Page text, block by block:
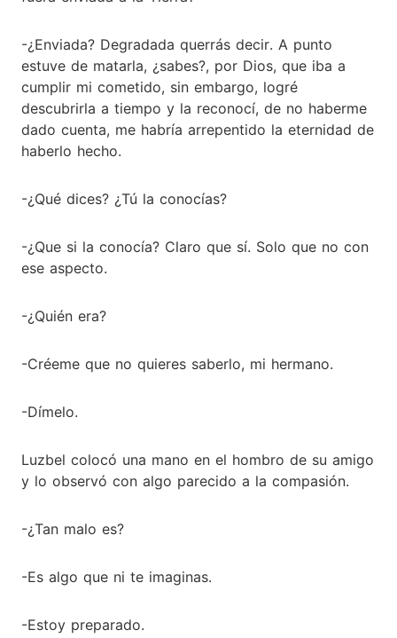
-¿Enviada? Degradada querrás decir. A punto
estuve de matarla, ¿sabes?, por Dios, que iba a
cumplir mi cometido, sin embargo, logré
descubrirla a tiempo y la reconocí, de no haberme
dado cuenta, me habría arrepentido la eternidad de
haberlo hecho.
-¿Qué dices? ¿Tú la conocías?
-¿Que si la conocía? Claro que sí. Solo que no con
ese aspecto.
-¿Quién era?
-Créeme que no quieres saberlo, mi hermano.
-Dímelo.
Luzbel colocó una mano en el hombro de su amigo
y lo observó con algo parecido a la compasión.
-¿Tan malo es?
-Es algo que ni te imaginas.
-Estoy preparado.